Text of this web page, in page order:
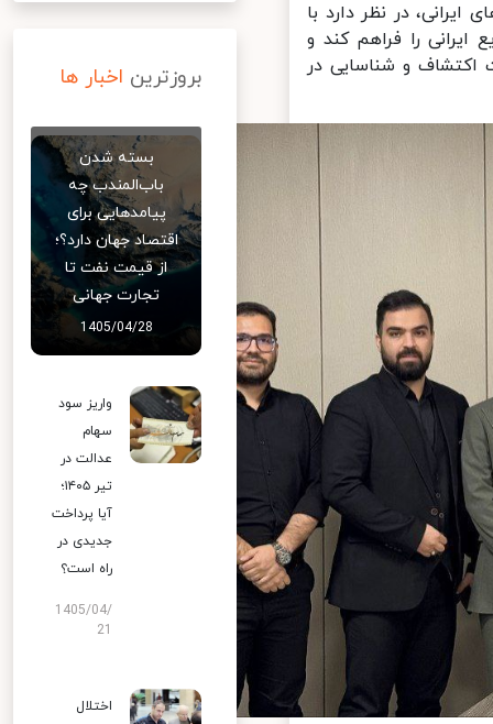
در نظر دارد با
را فراهم کند و
و شناسایی در
بروزترین اخبار ها
بسته شدن
باب‌المندب چه
پیامدهایی برای
اقتصاد جهان دارد؟؛
از قیمت نفت تا
تجارت جهانی
1405/04/28
واریز سود
سهام
عدالت در
تیر ۱۴۰۵؛
آیا پرداخت
جدیدی در
راه است؟
1405/04/
اختلال